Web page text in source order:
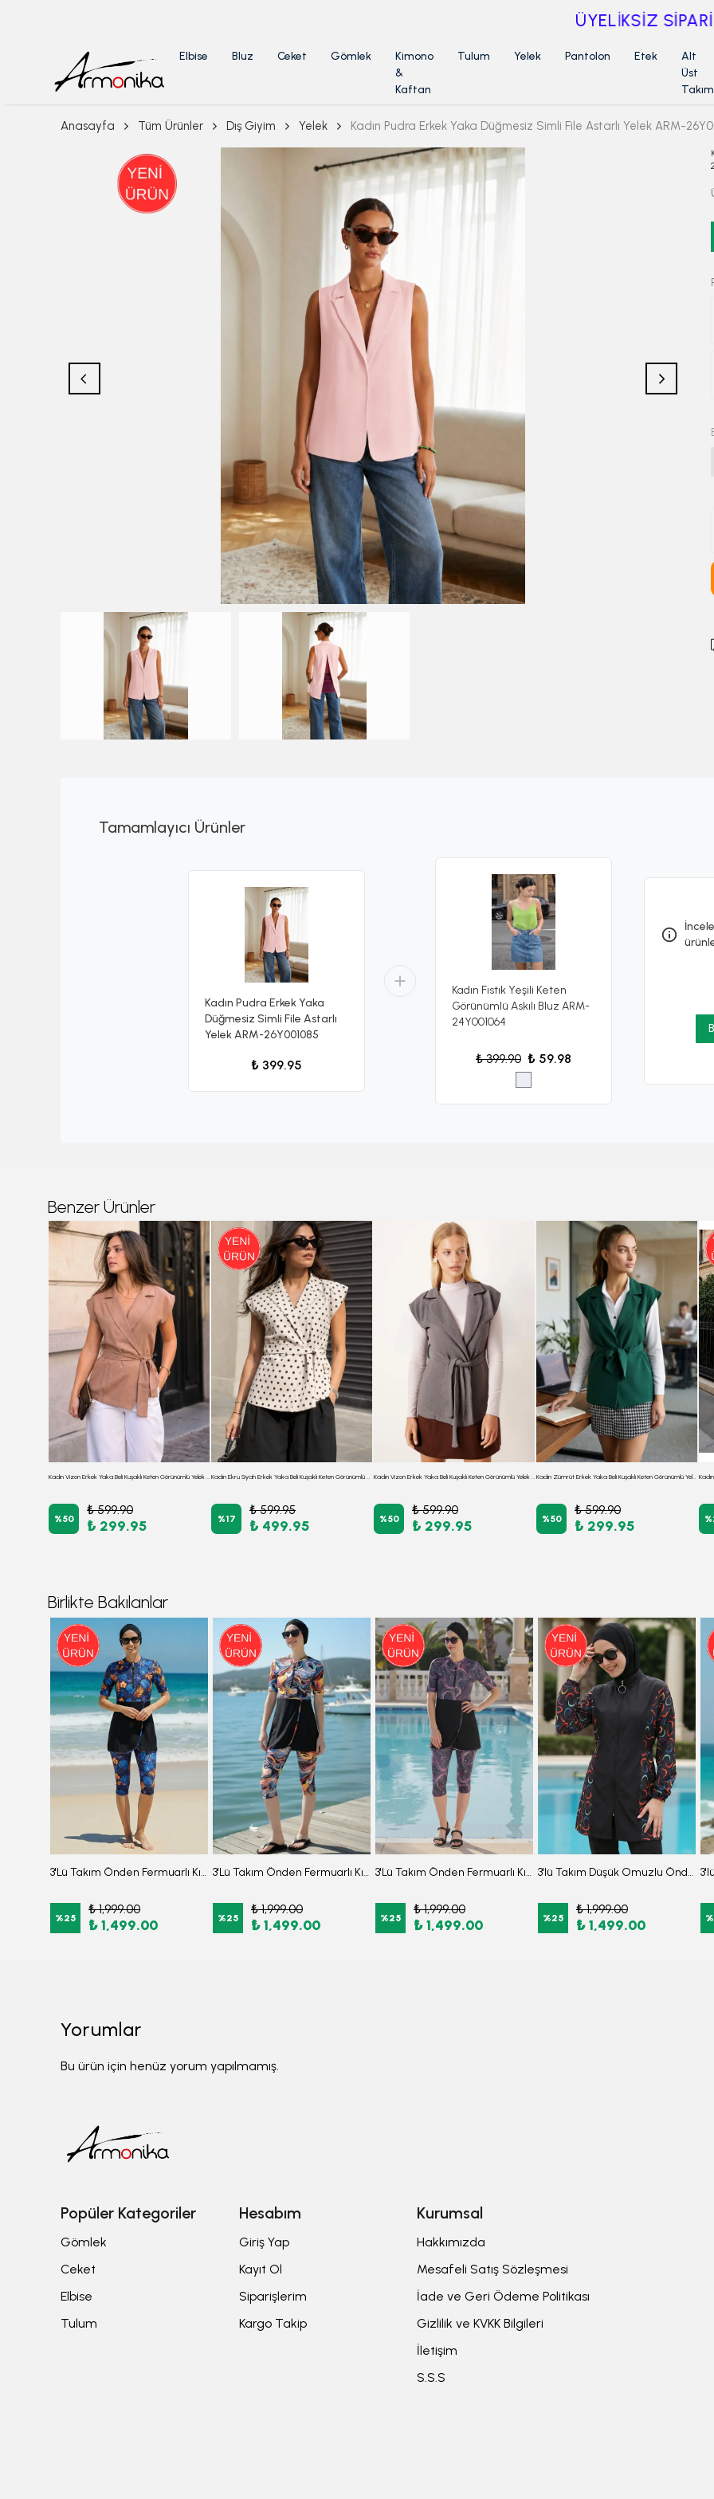
ÜYELİKSİZ SİPARİŞ İADE TALEBİ İÇİN TIKLA
Elbise Bluz Ceket Gömlek
Kimono
&
Kaftan
Tulum Yelek Pantolon Etek
Alt
Üst
Takım
Anasayfa Tüm Ürünler Dış Giyim Yelek Kadın Pudra Erkek Yaka Düğmesiz Simli File Astarlı Yelek ARM-
Tamamlayıcı Ürünler
Kadın Pudra Erkek Yaka
Düğmesiz Simli File Astarlı
Yelek ARM-26Y001085
₺ 399.95
Kadın Fıstık Yeşili Keten
Görünümlü Askılı Bluz ARM-
24Y001064
₺ 399.90 ₺ 59.98
Benzer Ürünler
%50
₺ 599.90
₺ 299.95 %17
₺ 599.95
₺ 499.95 %50
₺ 599.90
₺ 299.95 %50
₺ 599.90
₺ 299.95 %
Birlikte Bakılanlar
3'Lü Takım Önden Fermuarlı Kısa Kollu Diz Altı Taytlı Burkini Su İtici Kumaş Yarı Tesettür Mayo D52
%25
₺ 1,999.00
₺ 1,499.00
3'Lü Takım Önden Fermuarlı Kısa Kollu Diz Altı Taytlı Burkini Su İtici Kumaş Yarı Tesettür Mayo D47
%25
₺ 1,999.00
₺ 1,499.00
3'Lü Takım Önden Fermuarlı Kısa Kollu Diz Altı Taytlı Burkini Su İtici Kumaş Yarı Tesettür Mayo D24
%25
₺ 1,999.00
₺ 1,499.00
3'lü Takım Düşük Omuzlu Önden Fermuarlı Arkası Lastikli Yırtmaçlı Burkini Tesettür Mayo D33
%25
₺ 1,999.00
₺ 1,499.00 %
Yorumlar
Bu ürün için henüz yorum yapılmamış.
Popüler Kategoriler
Gömlek
Ceket
Elbise
Tulum
Hesabım
Giriş Yap
Kayıt Ol
Siparişlerim
Kargo Takip
Kurumsal
Hakkımızda
Mesafeli Satış Sözleşmesi
İade ve Geri Ödeme Politikası
Gizlilik ve KVKK Bilgileri
İletişim
S.S.S